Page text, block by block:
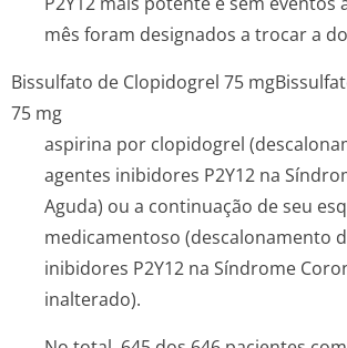
mês foram designados a trocar a
Bissulfato de Clopidogrel 75 mg
75 mg
aspirina por clopidogrel
agentes inibidores P2Y12 na
Aguda) ou a continuação de seu
medicamentoso (descalonamento
inibidores P2Y12 na Síndrome
inalterado).